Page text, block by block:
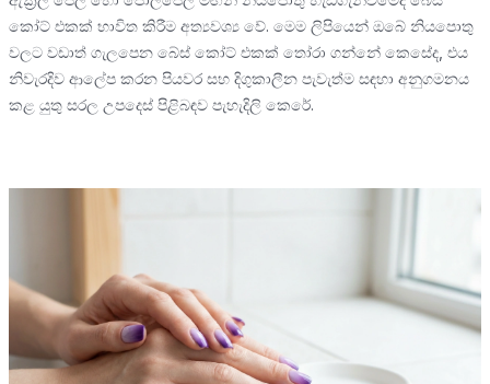
කෝට් එකක් භාවිත කිරීම අත්‍යවශ්‍ය වේ. මෙම ලිපියෙන් ඔබේ නියපොතු
වලට වඩාත් ගැලපෙන බේස් කෝට් එකක් තෝරා ගන්නේ කෙසේද, එය
නිවැරදිව ආලේප කරන පියවර සහ දිගුකාලීන පැවැත්ම සඳහා අනුගමනය
කළ යුතු සරල උපදෙස් පිළිබඳව පැහැදිලි කෙරේ.